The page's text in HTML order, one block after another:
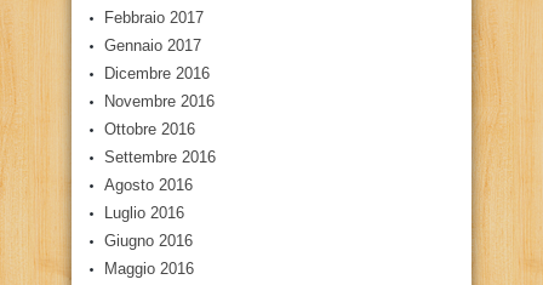
Febbraio 2017
Gennaio 2017
Dicembre 2016
Novembre 2016
Ottobre 2016
Settembre 2016
Agosto 2016
Luglio 2016
Giugno 2016
Maggio 2016